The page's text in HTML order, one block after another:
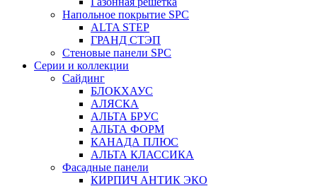
Напольное покрытие SPC
ALTA STEP
ГРАНД СТЭП
Стеновые панели SPC
Серии и коллекции
Сайдинг
БЛОКХАУС
АЛЯСКА
АЛЬТА БРУС
АЛЬТА ФОРМ
КАНАДА ПЛЮС
АЛЬТА КЛАССИКА
Фасадные панели
КИРПИЧ АНТИК ЭКО